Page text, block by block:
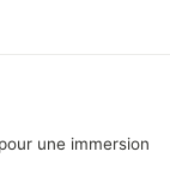
une immersion